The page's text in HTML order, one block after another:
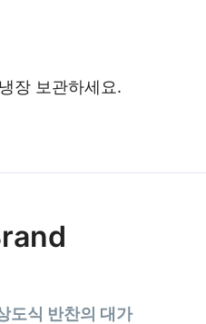
장 보관하세요.
도식 반찬의 대가